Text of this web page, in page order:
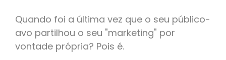
Quando foi a última vez que o seu público-
avo partilhou o seu "marketing" por
vontade própria? Pois é.